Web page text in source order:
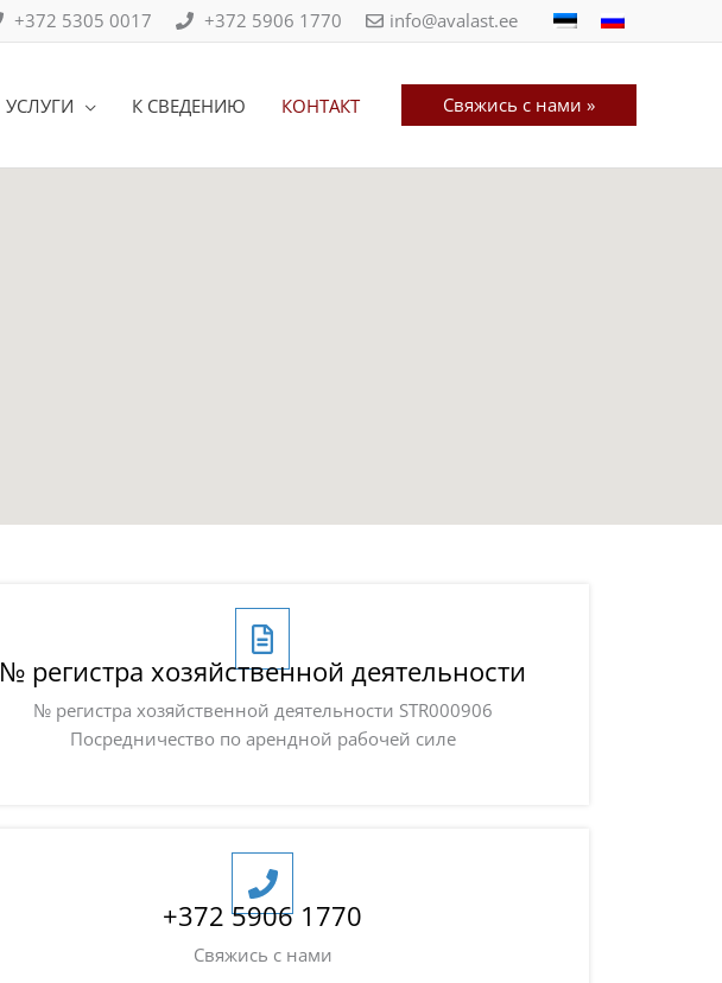
+372 5305 0017 +372 5906 1770 info@avalast.ee
УСЛУГИ К СВЕДЕНИЮ КОНТАКТ Свяжись с нами »
№ регистра хозяйственной деятельности
№ регистра хозяйственной деятельности STR000906
Посредничество по арендной рабочей силе
+372 5906 1770
Свяжись с нами